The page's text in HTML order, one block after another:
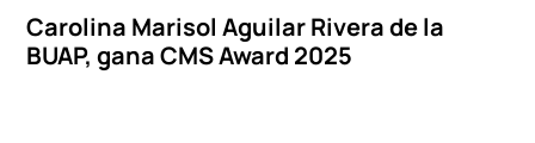
Carolina Marisol Aguilar Rivera de la
BUAP, gana CMS Award 2025